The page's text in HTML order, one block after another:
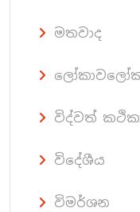
මතවාද
විද්වත්
විදේශීය
විමර්ශන